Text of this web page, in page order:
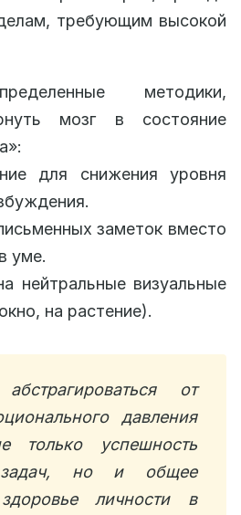
требующим высокой
методики,
мозг в состояние
для снижения уровня
заметок вместо
уме.
нейтральные визуальные
на растение).
от
давления
только успешность
задач, но и общее
личности в